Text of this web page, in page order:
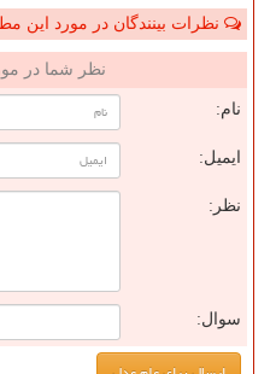
نظرات بینندگان در مورد این
نظر شما در
نام:
ایمیل:
نظر:
سوال: